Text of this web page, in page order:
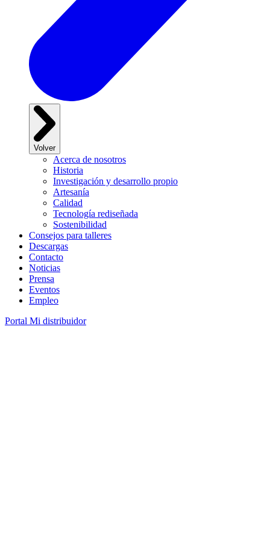
Volver
Acerca de nosotros
Historia
Investigación y desarrollo propio
Artesanía
Calidad
Tecnología rediseñada
Sostenibilidad
Consejos para talleres
Descargas
Contacto
Noticias
Prensa
Eventos
Empleo
Portal Mi distribuidor